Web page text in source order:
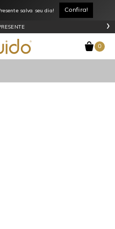
salva seu dia! Confira!
›
0